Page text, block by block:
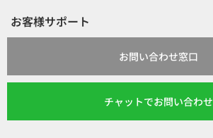
お客様サポート
お問い合わせ窓口
チャットでお問い合わせ